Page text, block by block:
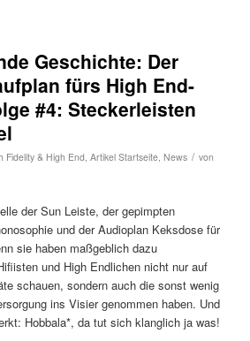
Geschichte: Der
fürs High End-
#4: Steckerleisten
Fidelity & High End, Artikel Startseite, News / von
der Sun Leiste, der gepimpten
und der Audioplan Keksdose für
sie haben maßgeblich dazu
und High Endlichen nicht nur auf
schauen, sondern auch die sonst wenig
ins Visier genommen haben. Und
Hobbala*, da tut sich klanglich ja was!